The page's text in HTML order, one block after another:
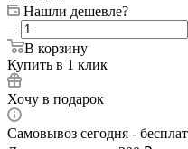
Нашли дешевле?
В корзину
Купить в 1 клик
Хочу в подарок
Самовывоз сегодня -